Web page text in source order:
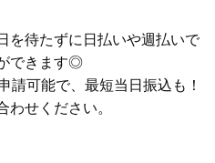
を待たずに日払いや週払いで
できます◎
請可能で、最短当日振込も！
せください。